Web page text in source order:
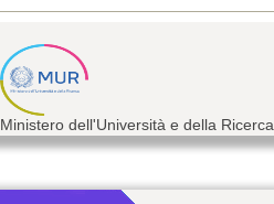
Ministero dell'Università e della Ricerca